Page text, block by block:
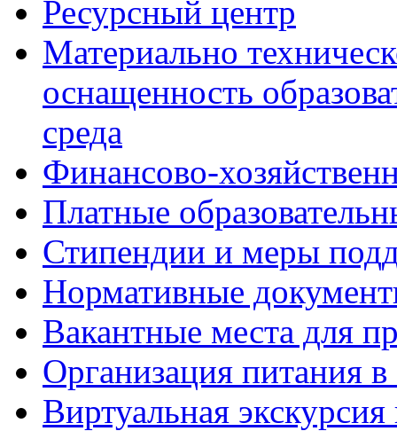
Ресурсный центр
Материально
оснащенность
среда
Финансово-
Платные
Стипендии и меры
Нормативные
Вакантные места для
Организация питания в
Виртуальная